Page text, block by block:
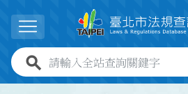
展開選單
全站查詢關鍵字欄位